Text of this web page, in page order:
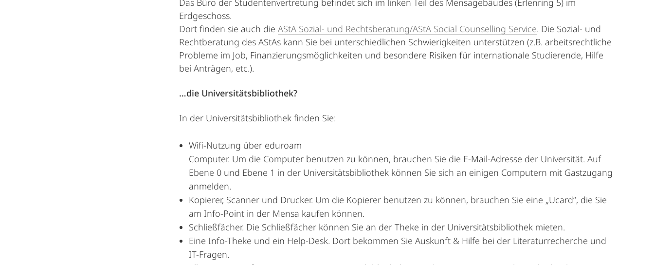
Das Büro der Studentenvertretung befindet sich im linken Teil des Mensagebäudes (Erlenring 5) im
Erdgeschoss.
Dort finden sie auch die AStA Sozial- und Rechtsberatung/AStA Social Counselling Service. Die Sozial- und
Rechtberatung des AStAs kann Sie bei unterschiedlichen Schwierigkeiten unterstützen (z.B. arbeitsrechtliche
Probleme im Job, Finanzierungsmöglichkeiten und besondere Risiken für internationale Studierende, Hilfe
bei Anträgen, etc.).
…die Universitätsbibliothek?
In der Universitätsbibliothek finden Sie:
Wifi-Nutzung über eduroam
Computer. Um die Computer benutzen zu können, brauchen Sie die E-Mail-Adresse der Universität. Auf
Ebene 0 und Ebene 1 in der Universitätsbibliothek können Sie sich an einigen Computern mit Gastzugang
anmelden.
Kopierer, Scanner und Drucker. Um die Kopierer benutzen zu können, brauchen Sie eine „Ucard“, die Sie
am Info-Point in der Mensa kaufen können.
Schließfächer. Die Schließfächer können Sie an der Theke in der Universitätsbibliothek mieten.
Eine Info-Theke und ein Help-Desk. Dort bekommen Sie Auskunft & Hilfe bei der Literaturrecherche und
IT-Fragen.